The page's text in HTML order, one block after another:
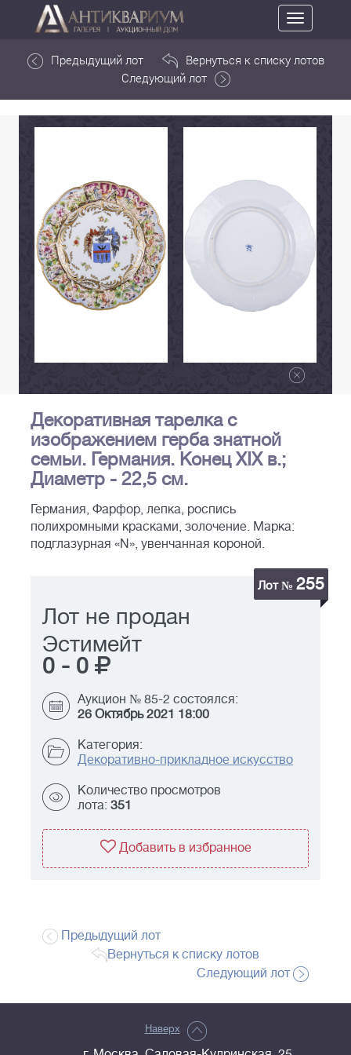
Toggle
navigation
Предыдущий лот
Вернуться к списку лотов
Следующий лот
Декоративная тарелка с
изображением герба знатной
семьи. Германия. Конец XIX в.;
Диаметр - 22,5 см.
Германия, Фарфор, лепка, роспись
полихромными красками, золочение. Марка:
подглазурная «N», увенчанная короной.
Лот № 255
Лот не продан
Эстимейт
0 - 0
Аукцион № 85-2 состоялся:
26 Октябрь 2021 18:00
Категория:
Декоративно-прикладное искусство
Количество просмотров
лота: 351
Добавить в избранное
Предыдущий лот
Вернуться к списку лотов
Следующий лот
Наверх